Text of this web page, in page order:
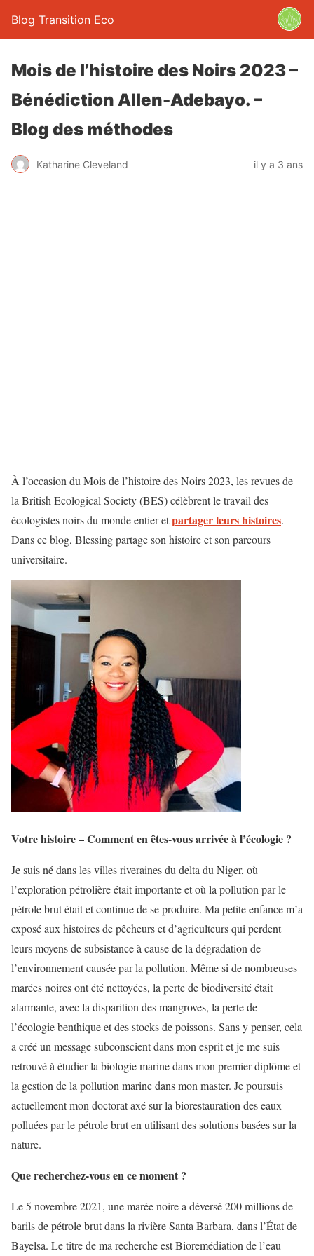
Blog Transition Eco
Mois de l’histoire des Noirs 2023 –
Bénédiction Allen-Adebayo. –
Blog des méthodes
Katharine Cleveland il y a 3 ans
À l’occasion du Mois de l’histoire des Noirs 2023, les revues de
la British Ecological Society (BES) célèbrent le travail des
écologistes noirs du monde entier etpartager leurs histoires.
Dans ce blog, Blessing partage son histoire et son parcours
universitaire.
Votre histoire – Comment en êtes-vous arrivée à l’écologie ?
Je suis né dans les villes riveraines du delta du Niger, où
l’exploration pétrolière était importante et où la pollution par le
pétrole brut était et continue de se produire. Ma petite enfance m’a
exposé aux histoires de pêcheurs et d’agriculteurs qui perdent
leurs moyens de subsistance à cause de la dégradation de
l’environnement causée par la pollution. Même si de nombreuses
marées noires ont été nettoyées, la perte de biodiversité était
alarmante, avec la disparition des mangroves, la perte de
l’écologie benthique et des stocks de poissons. Sans y penser, cela
a créé un message subconscient dans mon esprit et je me suis
retrouvé à étudier la biologie marine dans mon premier diplôme et
la gestion de la pollution marine dans mon master. Je poursuis
actuellement mon doctorat axé sur la biorestauration des eaux
polluées par le pétrole brut en utilisant des solutions basées sur la
nature.
Que recherchez-vous en ce moment ?
Le 5 novembre 2021, une marée noire a déversé 200 millions de
barils de pétrole brut dans la rivière Santa Barbara, dans l’État de
Bayelsa. Le titre de ma recherche est Bioremédiation de l’eau